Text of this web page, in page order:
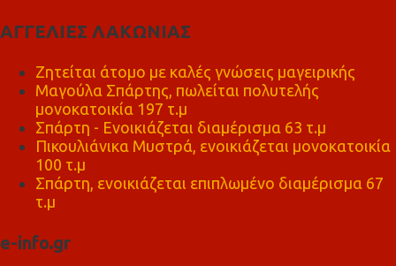
ΑΓΓΕΛΙΕΣ ΛΑΚΩΝΙΑΣ
Ζητείται άτομο με καλές γνώσεις μαγειρικής
Μαγούλα Σπάρτης, πωλείται πολυτελής
μονοκατοικία 197 τ.μ
Σπάρτη - Ενοικιάζεται διαμέρισμα 63 τ.μ
Πικουλιάνικα Μυστρά, ενοικιάζεται μονοκατοικία
100 τ.μ
Σπάρτη, ενοικιάζεται επιπλωμένο διαμέρισμα 67
τ.μ
e-info.gr